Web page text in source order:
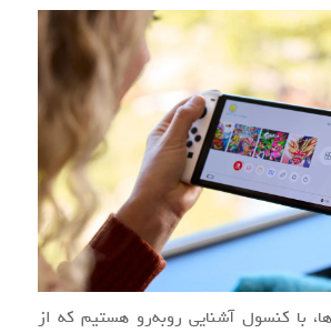
با کنسول آشنایی روبه‌رو هستیم که از